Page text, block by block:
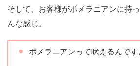
そして、お客様がポメラニアンに持
んな感じ。
ポメラニアンって吠えるんです